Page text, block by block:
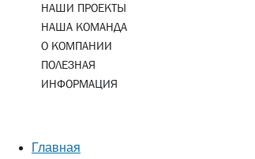
НАШИ ПРОЕКТЫ
НАША КОМАНДА
О КОМПАНИИ
ПОЛЕЗНАЯ
ИНФОРМАЦИЯ
Главная